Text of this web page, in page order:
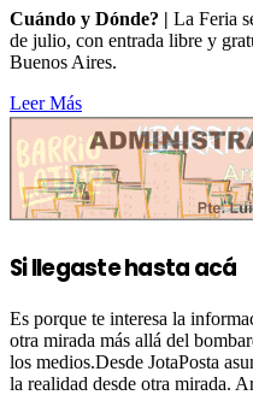
Cuándo y Dónde? | La Feria
de julio, con entrada libre y
Buenos Aires.
Leer Más
Si llegaste hasta acá
Es porque te interesa la
otra mirada más allá del
los medios.Desde JotaPosta
la realidad desde otra mirada.